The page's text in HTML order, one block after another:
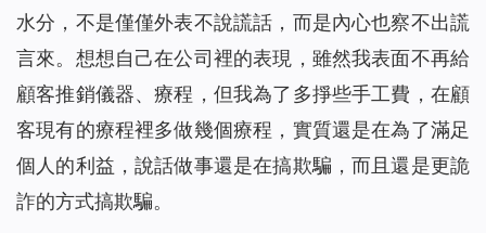
水分，不是僅僅外表不說謊話，而是內心也察不出謊
言來。想想自己在公司裡的表現，雖然我表面不再給
顧客推銷儀器、療程，但我為了多掙些手工費，在顧
客現有的療程裡多做幾個療程，實質還是在為了滿足
個人的利益，說話做事還是在搞欺騙，而且還是更詭
詐的方式搞欺騙。